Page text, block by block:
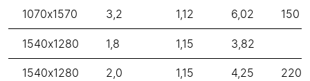
1070x1570 3,2 1,12 6,02 150
1540x1280 1,8 1,15 3,82
1540x1280 2,0 1,15 4,25 220